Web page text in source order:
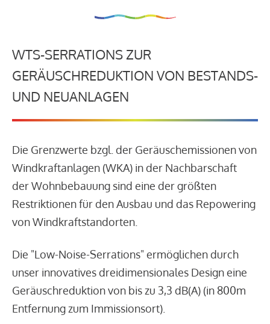
WTS-SERRATIONS ZUR
GERÄUSCHREDUKTION VON BESTANDS-
UND NEUANLAGEN
Die Grenzwerte bzgl. der Geräuschemissionen von
Windkraftanlagen (WKA) in der Nachbarschaft
der Wohnbebauung sind eine der größten
Restriktionen für den Ausbau und das Repowering
von Windkraftstandorten.
Die "Low-Noise-Serrations" ermöglichen durch
unser innovatives dreidimensionales Design eine
Geräuschreduktion von bis zu 3,3 dB(A) (in 800m
Entfernung zum Immissionsort).